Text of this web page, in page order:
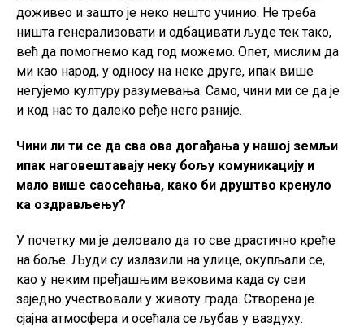
доживео и зашто је неко нешто учинио. Не треба
ништа генерализовати и одбацивати људе тек тако,
већ да помогнемо кад год можемо. Опет, мислим да
ми као народ, у односу на неке друге, ипак више
негујемо културу разумевања. Само, чини ми се да је
и код нас то далеко ређе него раније.
Чини ли ти се да сва ова догађања у нашој земљи
ипак наговештавају неку бољу комуникацију и
мало више саосећања, како би друштво кренуло
ка оздрављењу?
У почетку ми је деловало да то све драстично креће
на боље. Људи су излазили на улице, окупљали се,
као у неким пређашњим вековима када су сви
заједно учествовали у животу града. Створена је
сјајна атмосфера и осећала се љубав у ваздуху.